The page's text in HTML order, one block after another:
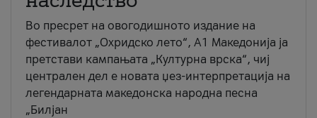
Во пресрет на овогодишното издание на
фестивалот „Охридско лето“, А1 Македонија ја
претстави кампањата „Културна врска“, чиј
централен дел е новата џез-интерпретација на
легендарната македонска народна песна
„Билјан